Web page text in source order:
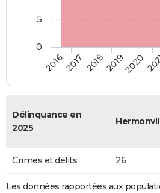
20162017 201820192020
0
5
Délinquance en
2025
Crimes et délits 26
Les données rapportées aux